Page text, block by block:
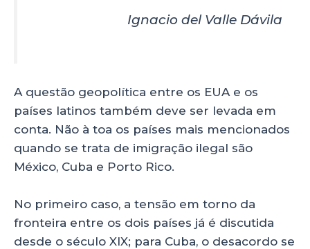
Ignacio del Valle Dávila
A questão geopolítica entre os EUA e os
países latinos também deve ser levada em
conta. Não à toa os países mais mencionados
quando se trata de imigração ilegal são
México, Cuba e Porto Rico.
No primeiro caso, a tensão em torno da
fronteira entre os dois países já é discutida
desde o século XIX; para Cuba, o desacordo se